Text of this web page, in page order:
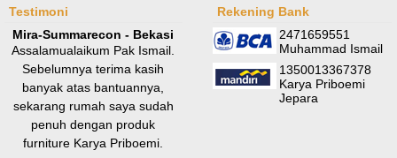
Testimoni
Mira-Summarecon - Bekasi
Assalamualaikum Pak Ismail.
Sebelumnya terima kasih
banyak atas bantuannya,
sekarang rumah saya sudah
penuh dengan produk
furniture Karya Priboemi.
Rekening Bank
2471659551
Muhammad Ismail
1350013367378
Karya Priboemi
Jepara